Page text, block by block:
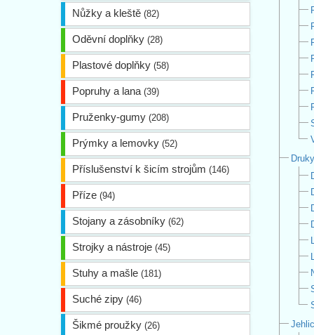
Nůžky a kleště (82)
Oděvní doplňky (28)
Plastové doplňky (58)
Popruhy a lana (39)
Pruženky-gumy (208)
Prýmky a lemovky (52)
Příslušenství k šicím strojům (146)
Příze (94)
Stojany a zásobníky (62)
Strojky a nástroje (45)
Stuhy a mašle (181)
Suché zipy (46)
Šikmé proužky (26)